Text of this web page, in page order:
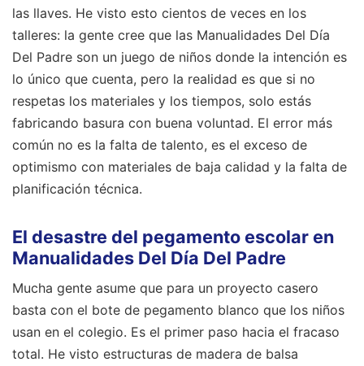
las llaves. He visto esto cientos de veces en los
talleres: la gente cree que las Manualidades Del Día
Del Padre son un juego de niños donde la intención es
lo único que cuenta, pero la realidad es que si no
respetas los materiales y los tiempos, solo estás
fabricando basura con buena voluntad. El error más
común no es la falta de talento, es el exceso de
optimismo con materiales de baja calidad y la falta de
planificación técnica.
El desastre del pegamento escolar en
Manualidades Del Día Del Padre
Mucha gente asume que para un proyecto casero
basta con el bote de pegamento blanco que los niños
usan en el colegio. Es el primer paso hacia el fracaso
total. He visto estructuras de madera de balsa